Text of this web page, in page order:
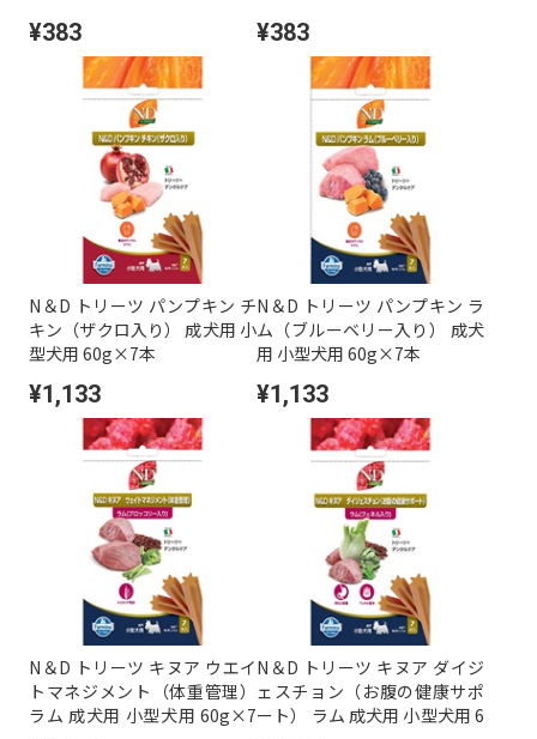
¥383 ¥383
N＆D トリーツ パンプキン チ
キン（ザクロ入り） 成犬用 小
型犬用 60g×7本
¥1,133
N＆D トリーツ パンプキン ラ
ム（ブルーベリー入り） 成犬
用 小型犬用 60g×7本
¥1,133
N＆D トリーツ キヌア ウエイ
トマネジメント（体重管理）
ラム 成犬用 小型犬用 60g×7
N＆D トリーツ キヌア ダイジ
ェスチョン（お腹の健康サポ
ート） ラム 成犬用 小型犬用 6